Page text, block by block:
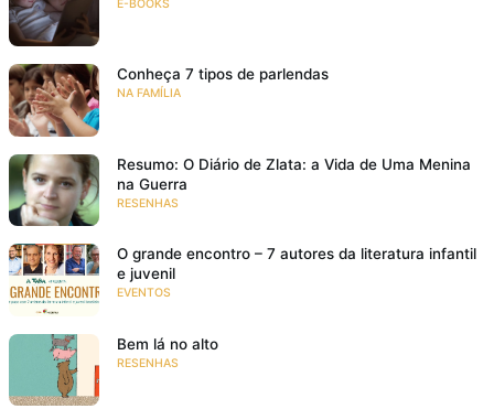
E-BOOKS
Conheça 7 tipos de parlendas
NA FAMÍLIA
Resumo: O Diário de Zlata: a Vida de Uma Menina
na Guerra
RESENHAS
O grande encontro – 7 autores da literatura infantil
e juvenil
EVENTOS
Bem lá no alto
RESENHAS